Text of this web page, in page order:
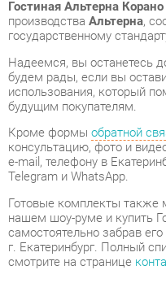
будем рады, если вы
использования, который
будущим покупателям.
Кроме формы обратной
консультацию, фото и
e-mail, телефону в
Telegram и WhatsApp.
Готовые комплекты также
нашем шоу-руме и купить
самостоятельно забрав его
г. Екатеринбург. Полный
смотрите на странице
Стенка-горка (у модульных
заполнять!)
Материал